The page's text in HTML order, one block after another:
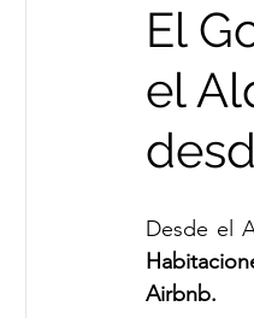
El
el
Desde el
Airbnb.